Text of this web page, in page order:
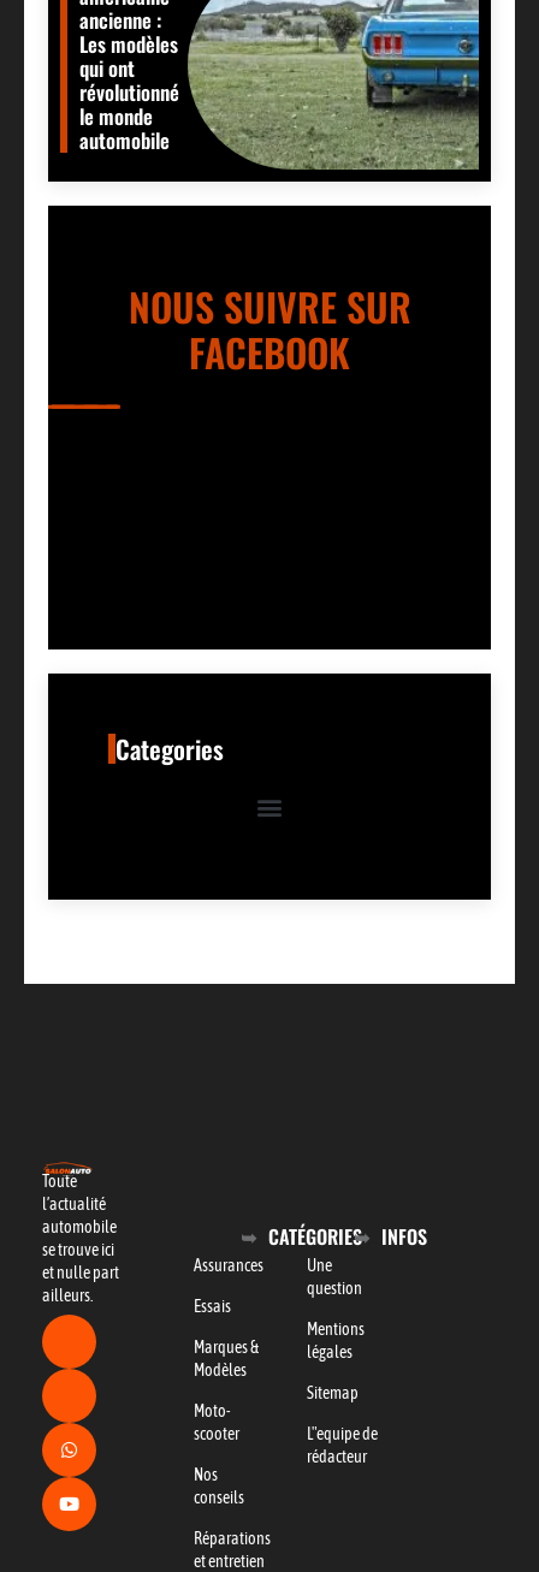
ancienne :
Les modèles
qui ont
révolutionné
le monde
automobile
NOUS SUIVRE SUR
FACEBOOK
Categories
Toute
l’actualité
automobile
se trouve ici
et nulle part
ailleurs.
CATÉGORIES
Assurances
Essais
Marques &
Modèles
Moto-
scooter
Nos
conseils
Réparations
et entretien
INFOS
Une
question
Mentions
légales
Sitemap
L"equipe de
rédacteur